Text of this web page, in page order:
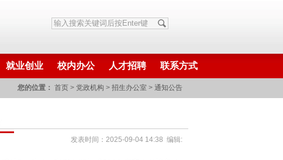
就业创业 校内办公 人才招聘 联系方式
您的位置： 首页 > 党政机构 > 招生办公室 > 通知公告
发表时间：2025-09-04 14:38 编辑: